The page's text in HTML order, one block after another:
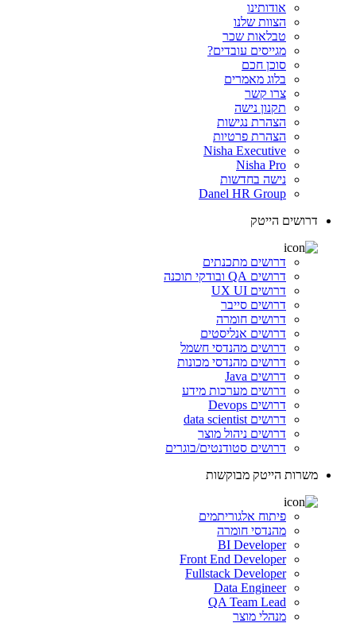
אודותינו
הצוות שלנו
טבלאות שכר
מגייסים עובדים?
סוכן חכם
בלוג מאמרים
צרו קשר
תקנון נישה
הצהרת נגישות
הצהרת פרטיות
Nisha Executive
Nisha Pro
נישה בחדשות
Danel HR Group
דרושים הייטק
דרושים מתכנתים
דרושים QA ובודקי תוכנה
דרושים UX UI
דרושים סייבר
דרושים חומרה
דרושים אנליסטים
דרושים מהנדסי חשמל
דרושים מהנדסי מכונות
דרושים Java
דרושים מערכות מידע
דרושים Devops
דרושים data scientist
דרושים ניהול מוצר
דרושים סטודנטים/בוגרים
משרות הייטק מבוקשות
פיתוח אלגוריתמים
מהנדסי חומרה
BI Developer
Front End Developer
Fullstack Developer
Data Engineer
QA Team Lead
מנהלי מוצר